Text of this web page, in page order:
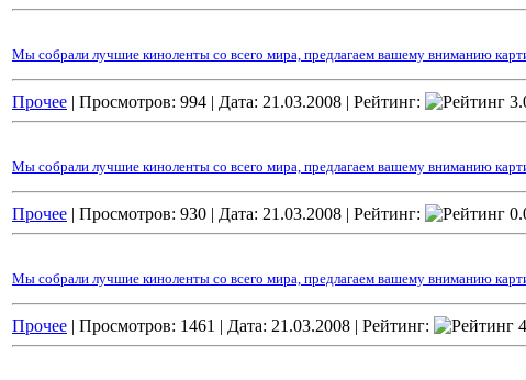
Мы собрали лучшие киноленты со всего мира, предлагаем вашему вниманию
Прочее | Просмотров: 994 | Дата: 21.03.2008 | Рейтинг:
Мы собрали лучшие киноленты со всего мира, предлагаем вашему вниманию
Прочее | Просмотров: 930 | Дата: 21.03.2008 | Рейтинг:
Мы собрали лучшие киноленты со всего мира, предлагаем вашему вниманию
Прочее | Просмотров: 1461 | Дата: 21.03.2008 | Рейтинг: